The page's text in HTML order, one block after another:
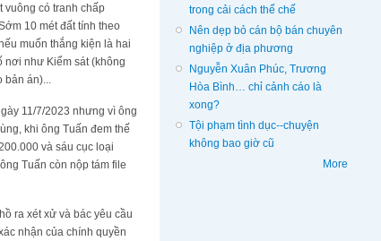
vuông có tranh chấp
10 mét đất tính theo
muốn thắng kiện là hai
nơi như Kiểm sát (không
bản án)...
11/7/2023 nhưng vì ông
khi ông Tuấn đem thế
và sáu cục loại
Tuấn còn nộp tám file
ra xét xử và bác yêu cầu
nhận của chính quyền
trong cải cách thể chế
Nên dẹp bỏ cán bộ bán chuyên
nghiệp ở địa phương
Nguyễn Xuân Phúc, Trương
Hòa Bình… chỉ cảnh cáo là
xong?
Tội phạm tình dục--chuyện
không bao giờ cũ
More